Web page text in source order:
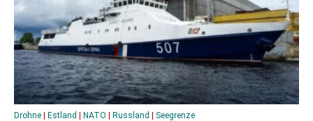
Drohne | Estland | NATO | Russland | Seegrenze